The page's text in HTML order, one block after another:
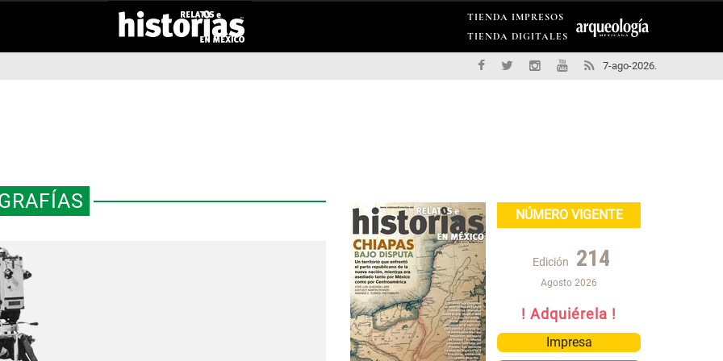
TIENDA IMPRESOS
TIENDA DIGITALES
7-ago-2026.
NÚMERO VIGENTE
Edición 214
Agosto 2026
! Adquiérela !
Impresa